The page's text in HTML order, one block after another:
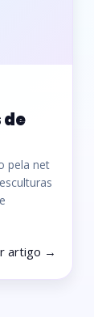
de
pela net
artigo →